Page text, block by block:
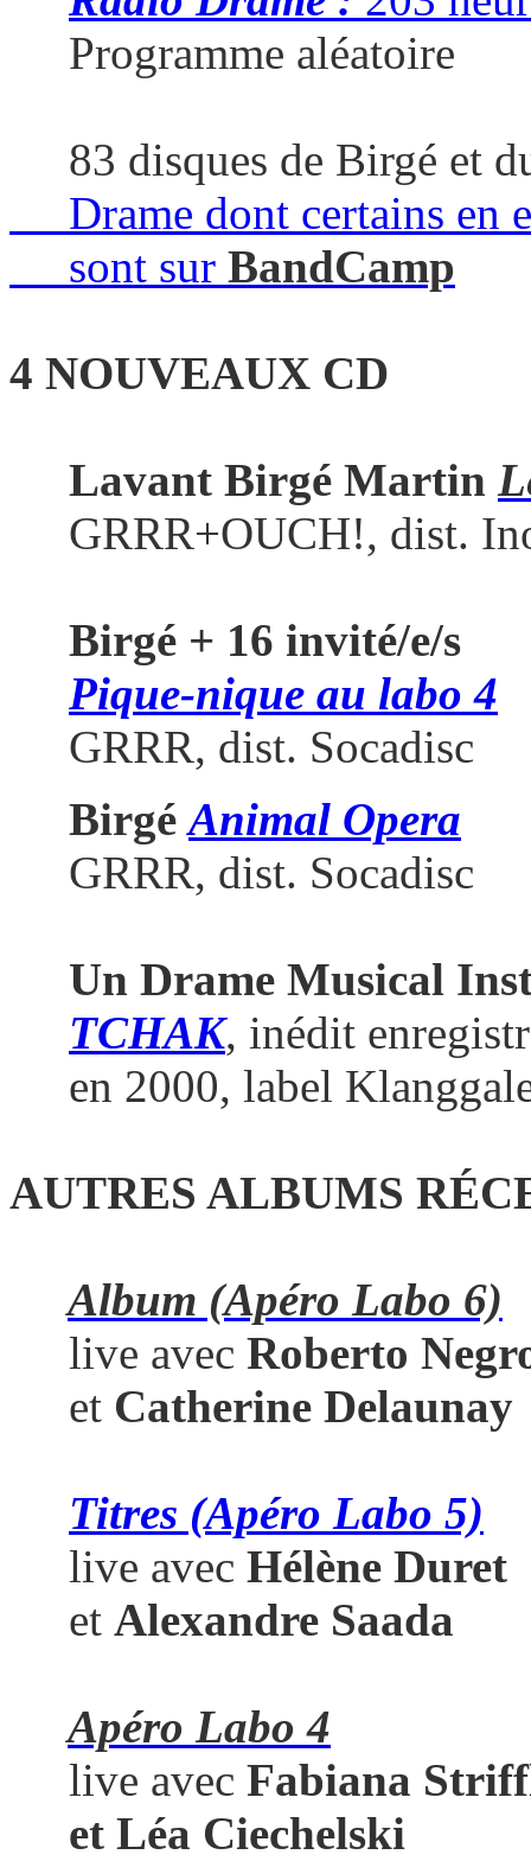
Programme aléatoire
83 disques de Birgé et
Drame dont certains en
sont sur BandCamp
4 NOUVEAUX CD
Lavant Birgé Martin
GRRR+OUCH!, dist.
Birgé + 16 invité/e/s
Pique-nique au labo 4
GRRR, dist. Socadisc
Birgé Animal Opera
GRRR, dist. Socadisc
Un Drame Musical
TCHAK, inédit
en 2000, label
AUTRES ALBUMS
Album (Apéro Labo 6)
live avec Roberto
et Catherine Delaunay
Titres (Apéro Labo 5)
live avec Hélène Duret
et Alexandre Saada
Apéro Labo 4
live avec Fabiana
et Léa Ciechelski